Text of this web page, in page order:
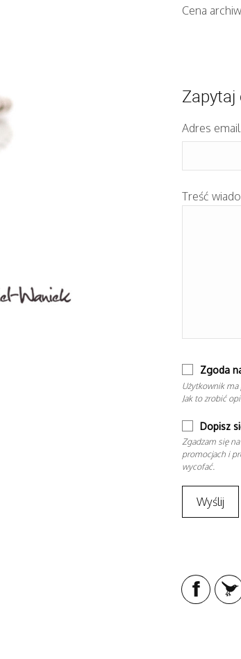
Cena
Zapytaj
Adres
Treść
Zgoda
Użytkownik ma
Jak to zrobić
Dopisz
Zgadzam się
promocjach i
wycofać.